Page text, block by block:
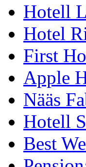
Hotell
Hotel
First
Apple
Nääs
Hotell
Best